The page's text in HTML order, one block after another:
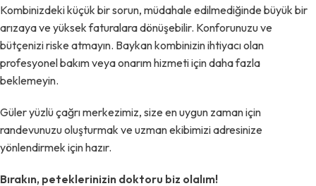
Kombinizdeki küçük bir sorun, müdahale edilmediğinde büyük bir
arızaya ve yüksek faturalara dönüşebilir. Konforunuzu ve
bütçenizi riske atmayın. Baykan kombinizin ihtiyacı olan
profesyonel bakım veya onarım hizmeti için daha fazla
beklemeyin.
Güler yüzlü çağrı merkezimiz, size en uygun zaman için
randevunuzu oluşturmak ve uzman ekibimizi adresinize
yönlendirmek için hazır.
Bırakın, peteklerinizin doktoru biz olalım!